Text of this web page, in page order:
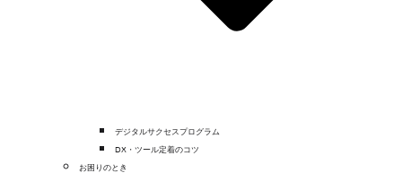
デジタルサクセスプログラム
DX・ツール定着のコツ
お困りのとき